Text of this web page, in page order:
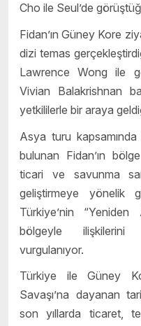
Cho ile Seul’de
Fidan’ın Güney Kore
dizi temas
Lawrence Wong ile
Vivian Balakrishnan
yetkililerle bir araya
Asya turu
bulunan Fidan’ın
ticari ve savunma
geliştirmeye yönelik
Türkiye’nin
bölgeyle ilişkilerini
vurgulanıyor.
Türkiye ile Güney
Savaşı’na dayanan
son yıllarda ticaret,